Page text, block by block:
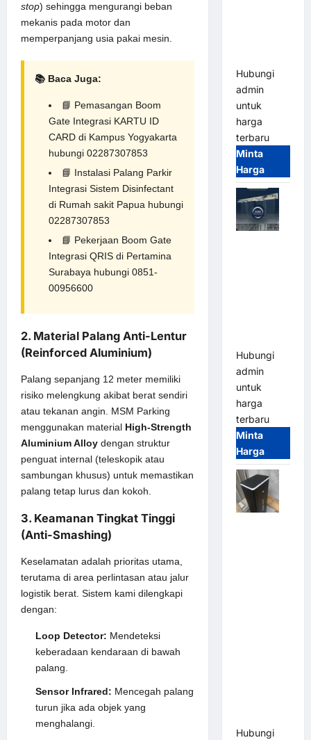
stop) sehingga mengurangi beban
mekanis pada motor dan
memperpanjang usia pakai mesin.
📚 Baca Juga:
📘 Pemasangan Boom
Gate Integrasi KARTU ID
CARD di Kampus Yogyakarta
hubungi 02287307853
📘 Instalasi Palang Parkir
Integrasi Sistem Disinfectant
di Rumah sakit Papua hubungi
02287307853
📘 Pekerjaan Boom Gate
Integrasi QRIS di Pertamina
Surabaya hubungi 0851-
00956600
2. Material Palang Anti-Lentur
(Reinforced Aluminium)
Palang sepanjang 12 meter memiliki
risiko melengkung akibat berat sendiri
atau tekanan angin. MSM Parking
menggunakan material High-Strength
Aluminium Alloy dengan struktur
penguat internal (teleskopik atau
sambungan khusus) untuk memastikan
palang tetap lurus dan kokoh.
3. Keamanan Tingkat Tinggi
(Anti-Smashing)
Keselamatan adalah prioritas utama,
terutama di area perlintasan atau jalur
logistik berat. Sistem kami dilengkapi
dengan:
Loop Detector: Mendeteksi
keberadaan kendaraan di bawah
palang.
Sensor Infrared: Mencegah palang
turun jika ada objek yang
menghalangi.
Hubungi
admin
untuk
harga
terbaru
Minta
Harga
Hubungi
admin
untuk
harga
terbaru
Minta
Harga
Hubungi